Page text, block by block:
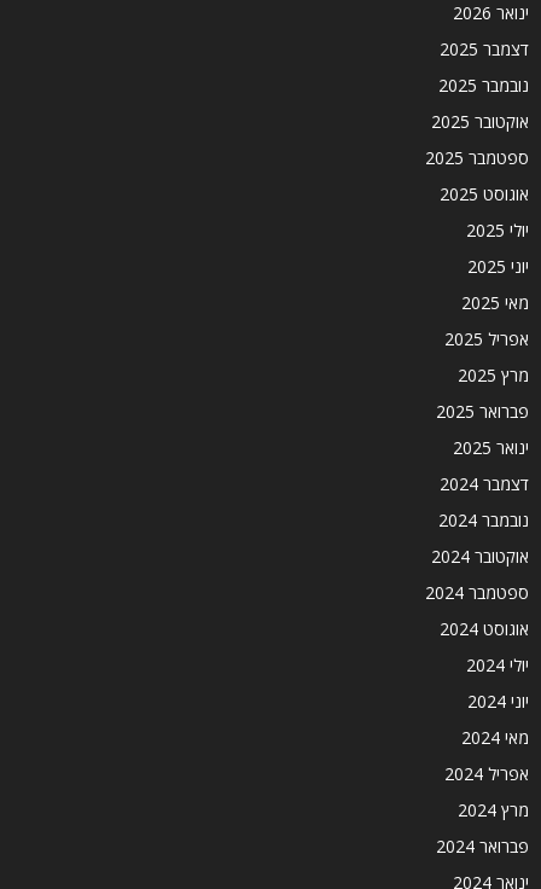
ינואר 2026
דצמבר 2025
נובמבר 2025
אוקטובר 2025
ספטמבר 2025
אוגוסט 2025
יולי 2025
יוני 2025
מאי 2025
אפריל 2025
מרץ 2025
פברואר 2025
ינואר 2025
דצמבר 2024
נובמבר 2024
אוקטובר 2024
ספטמבר 2024
אוגוסט 2024
יולי 2024
יוני 2024
מאי 2024
אפריל 2024
מרץ 2024
פברואר 2024
ינואר 2024